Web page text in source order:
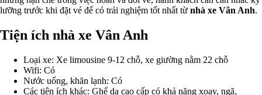
lưỡng trước khi đặt vé để có trải nghiệm tốt nhất từ nhà xe Vân Anh.
Tiện ích nhà xe Vân Anh
Loại xe: Xe limousine 9-12 chỗ, xe giường nằm 22 chỗ
Wifi: Có
Nước uống, khăn lạnh: Có
Các tiện ích khác: Ghế da cao cấp có khả năng xoay, ngã,